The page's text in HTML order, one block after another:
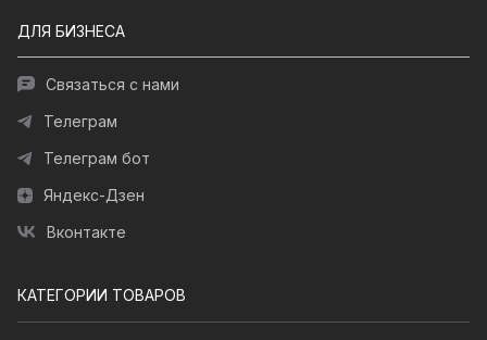
ДЛЯ БИЗНЕСА
Связаться с нами
Телеграм
Телеграм бот
Яндекс-Дзен
Вконтакте
КАТЕГОРИИ ТОВАРОВ